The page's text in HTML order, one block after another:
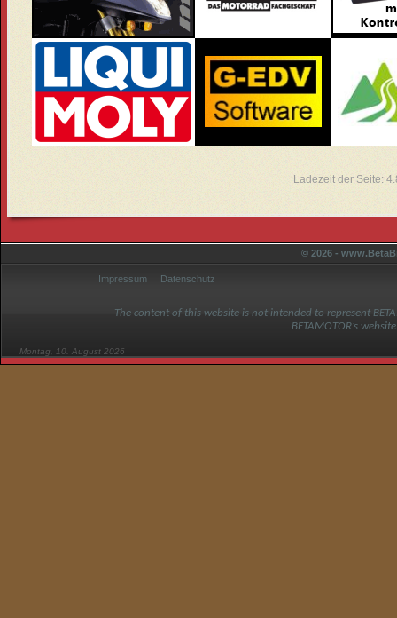
Ladezeit der Seite:
© 2026 -
Impressum Datenschutz
The content of this website is not intended to represent
BETAMOTOR’s
Montag, 10. August 2026